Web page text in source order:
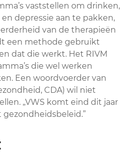
vaststellen om drinken,
depressie aan te pakken,
van de therapieën
een methode gebruikt
dat die werkt. Het RIVM
die wel werken
Een woordvoerder van
CDA) wil niet
„VWS komt eind dit jaar